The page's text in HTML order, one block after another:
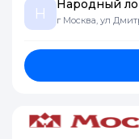
Н
Народный
г Москва, ул